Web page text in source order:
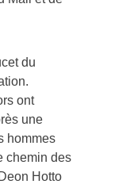
du
ont
une
hommes
chemin des
Hotto